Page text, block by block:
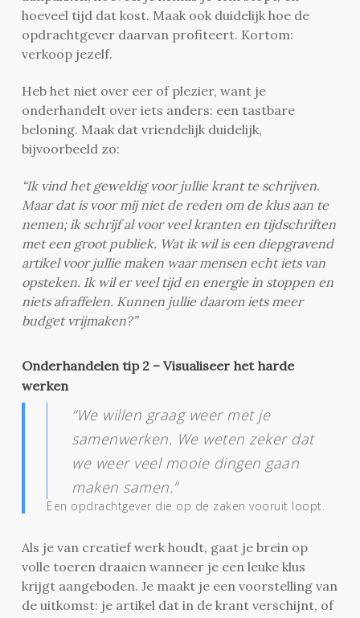
hoeveel tijd dat kost. Maak ook duidelijk hoe de
opdrachtgever daarvan profiteert. Kortom:
verkoop jezelf.
Heb het niet over eer of plezier, want je
onderhandelt over iets anders: een tastbare
beloning. Maak dat vriendelijk duidelijk,
bijvoorbeeld zo:
“Ik vind het geweldig voor jullie krant te schrijven.
Maar dat is voor mij niet de reden om de klus aan te
nemen; ik schrijf al voor veel kranten en tijdschriften
met een groot publiek. Wat ik wil is een diepgravend
artikel voor jullie maken waar mensen echt iets van
opsteken. Ik wil er veel tijd en energie in stoppen en
niets afraffelen. Kunnen jullie daarom iets meer
budget vrijmaken?”
Onderhandelen tip 2 – Visualiseer het harde
werken
“We willen graag weer met je
samenwerken. We weten zeker dat
we weer veel mooie dingen gaan
maken samen.”
Een opdrachtgever die op de zaken vooruit loopt.
Als je van creatief werk houdt, gaat je brein op
volle toeren draaien wanneer je een leuke klus
krijgt aangeboden. Je maakt je een voorstelling van
de uitkomst: je artikel dat in de krant verschijnt, of